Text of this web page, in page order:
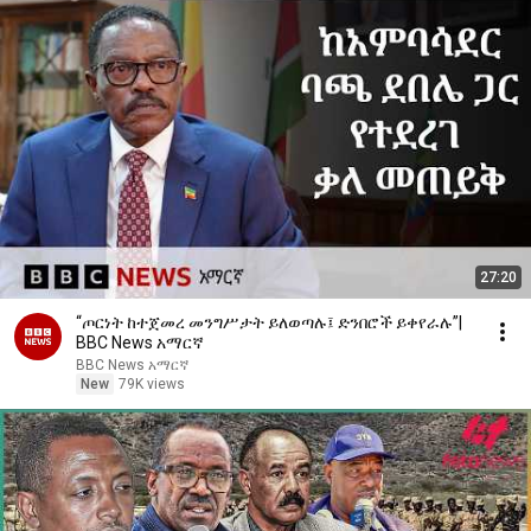
27:20
“ጦርነት ከተጀመረ መንግሥታት ይለወጣሉ፤ ድንበሮች ይቀየራሉ”|
BBC News አማርኛ
BBC News አማርኛ
New 79K views